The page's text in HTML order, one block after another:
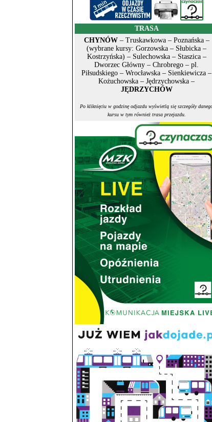
TRASA
CHYNÓW– Truskawkowa – Poznańska –
(wybrane kursy: Gorzowska – Słubicka –
Kostrzyńska) – Sulechowska – Staszica –
Dworzec Główny – Chrobrego – pl.
Piłsudskiego – Wrocławska – Sienkiewicza –
Kożuchowska – Jędrzychowska –
JĘDRZYCHÓW
Po kliknięciu w godzinę odjazdu wyświetlą się szczegóły
kursu w tym również trasa przejazdu.